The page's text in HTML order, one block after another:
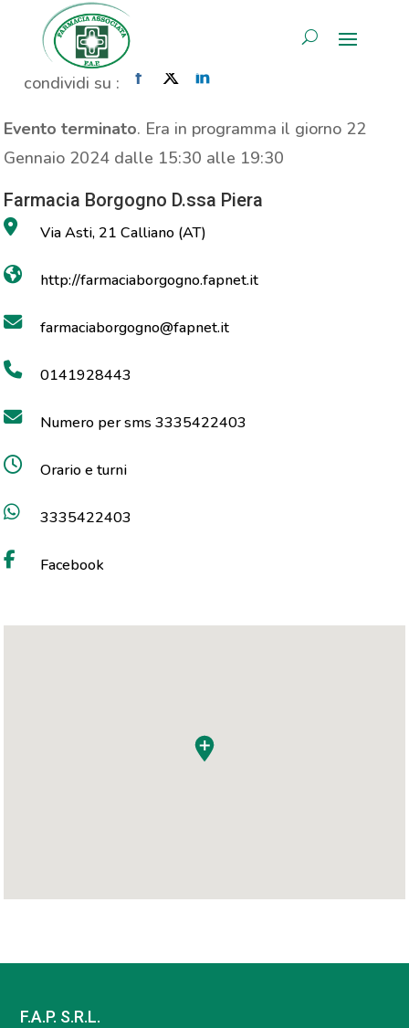
AREA RISERVATA
MOC
Home» Evento» MOC
condividi su :
Evento terminato. Era in programma il giorno 22
Gennaio 2024 dalle 15:30 alle 19:30
Farmacia Borgogno D.ssa Piera
Via Asti, 21 Calliano (AT)
http://farmaciaborgogno.fapnet.it
farmaciaborgogno@fapnet.it
0141928443
Numero per sms 3335422403
Orario e turni
3335422403
Facebook
F.A.P. S.R.L.